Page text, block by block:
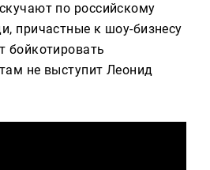
по российскому
причастные к шоу-бизнесу
бойкотировать
не выступит Леонид